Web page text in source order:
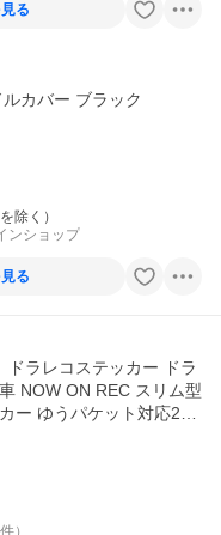
る
カバー ブラック
除く）
ンショップ
る
ドラレコステッカー ドラ
NOW ON REC スリム型
ー ゆうパケット対応210
件）